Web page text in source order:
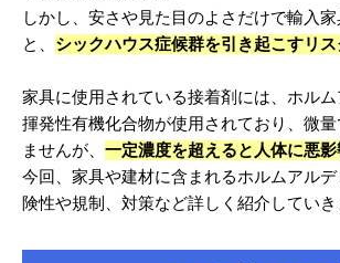
しかし、安さや見た目のよさだけで輸入
と、 シックハウス症候群を引き起こすリ
家具に使用されている接着剤には、ホルム
揮発性有機化合物が使用されており、微
ませんが、 一定濃度を超えると人体に悪
今回、家具や建材に含まれるホルムアル
険性や規制、対策など詳しく紹介していき